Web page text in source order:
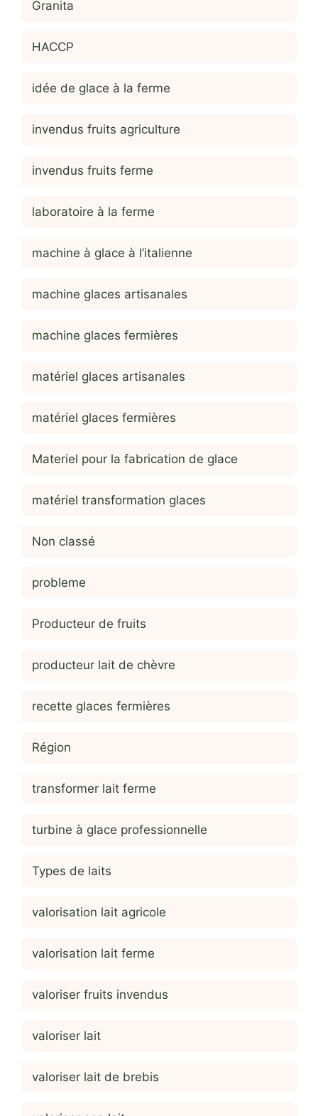
Granita
HACCP
idée de glace à la ferme
invendus fruits agriculture
invendus fruits ferme
laboratoire à la ferme
machine à glace à l’italienne
machine glaces artisanales
machine glaces fermières
matériel glaces artisanales
matériel glaces fermières
Materiel pour la fabrication de glace
matériel transformation glaces
Non classé
probleme
Producteur de fruits
producteur lait de chèvre
recette glaces fermières
Région
transformer lait ferme
turbine à glace professionnelle
Types de laits
valorisation lait agricole
valorisation lait ferme
valoriser fruits invendus
valoriser lait
valoriser lait de brebis